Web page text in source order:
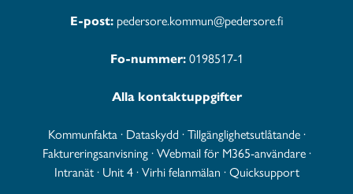
E-post:pedersore.kommun@pedersore.fi
Fo-nummer:0198517-1
Alla kontaktuppgifter
Kommunfakta· Dataskydd ·Tillgänglighetsutlåtande·
Faktureringsanvisning·Webmail för M365-användare·
Intranät· Unit 4·Virhi felanmälan ·Quicksupport